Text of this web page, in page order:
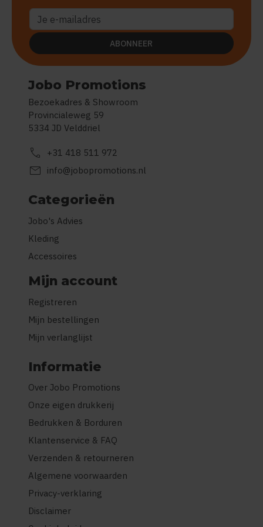
Jobo Promotions
Bezoekadres & Showroom
Provincialeweg 59
5334 JD Velddriel
call +31 418 511 972
mail info@jobopromotions.nl
Categorieën
Jobo's Advies
Kleding
Accessoires
Mijn account
Registreren
Mijn bestellingen
Mijn verlanglijst
Informatie
Over Jobo Promotions
Onze eigen drukkerij
Bedrukken & Borduren
Klantenservice & FAQ
Verzenden & retourneren
Algemene voorwaarden
Privacy-verklaring
Disclaimer
ABONNEER